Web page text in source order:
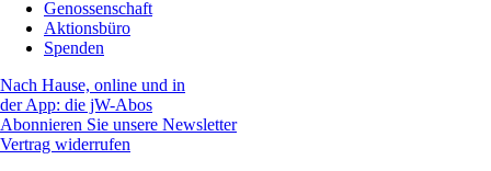
Genossenschaft
Aktionsbüro
Spenden
Nach Hause, online und in
der App: die jW-Abos
Abonnieren Sie unsere Newsletter
Vertrag widerrufen